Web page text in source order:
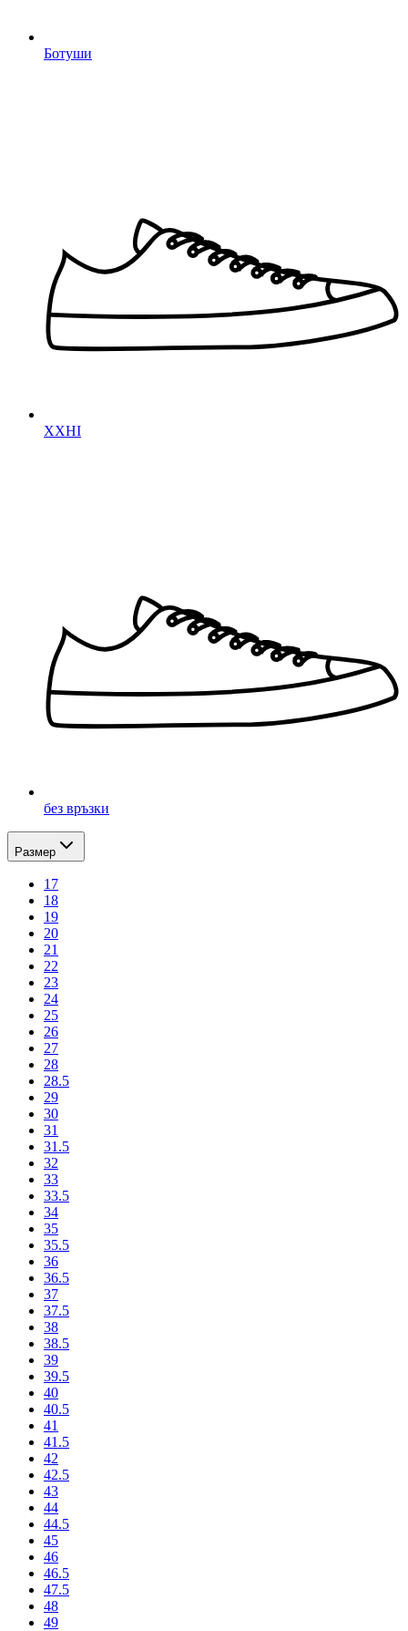
Ботуши
XXHI
без връзки
Размер
17
18
19
20
21
22
23
24
25
26
27
28
28.5
29
30
31
31.5
32
33
33.5
34
35
35.5
36
36.5
37
37.5
38
38.5
39
39.5
40
40.5
41
41.5
42
42.5
43
44
44.5
45
46
46.5
47.5
48
49